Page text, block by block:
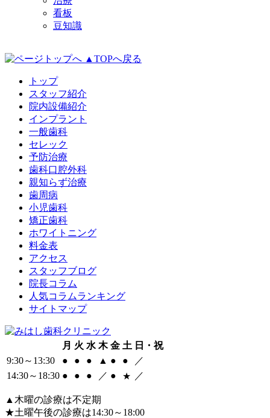
看板
豆知識
▲TOPへ戻る
トップ
スタッフ紹介
院内設備紹介
インプラント
一般歯科
セレック
予防治療
歯科口腔外科
親知らず治療
歯周病
小児歯科
矯正歯科
ホワイトニング
料金表
アクセス
スタッフブログ
院長コラム
人気コラムランキング
サイトマップ
月 火 水 木 金 土 日・祝
9:30～ 13:30 ● ● ● ▲ ● ●
／
14:30～ 18:30 ● ● ● ／ ● ★ ／
▲ 木曜の診療は不定期
★土曜午後の診療は14:30～18:00